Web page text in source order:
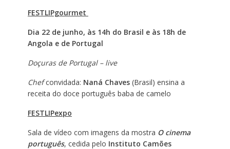
FESTLIPgourmet
Dia 22 de junho, às 14h do Brasil e às 18h de
Angola e de Portugal
Doçuras de Portugal – live
Chefconvidada: Naná Chaves(Brasil) ensina a
receita do doce português baba de camelo
FESTLIPexpo
Sala de vídeo com imagens da mostra O cinema
português, cedida pelo Instituto Camões